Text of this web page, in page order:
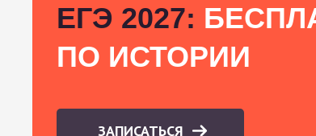
ЕГЭ 2027:
ПО ИСТОРИИ
ЗАПИСАТЬСЯ